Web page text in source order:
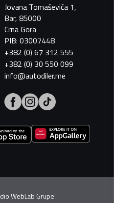
Jovana Tomaševića 1,
Bar, 85000
Crna Gora
PIB: 03007448
+382 (0) 67 312 555
+382 (0) 30 550 099
info@autodiler.me
WebLab Grupe